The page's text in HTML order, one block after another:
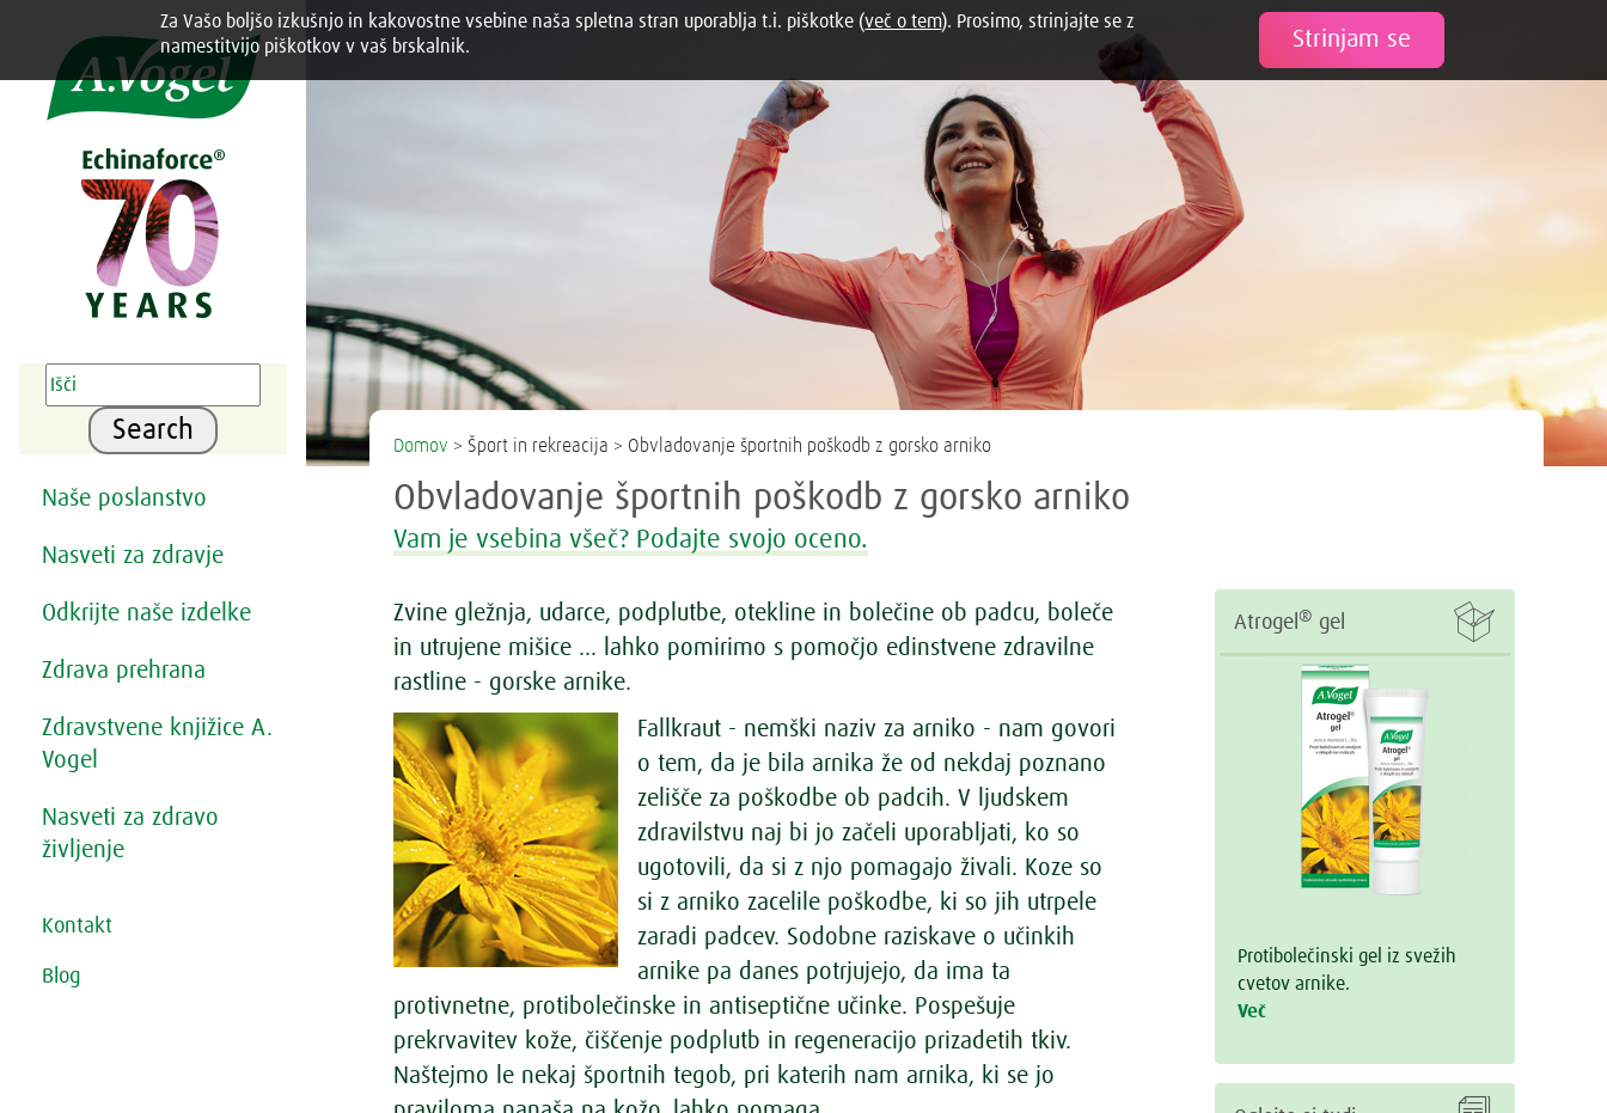

Search
Naše poslanstvo
Nasveti za zdravje
Odkrijte naše izdelke
Zdrava prehrana
Zdravstvene knjižice A.
Vogel
Nasveti za zdravo
življenje
Kontakt
Blog
Domov > Šport in rekreacija > Obvladovanje športnih poškodb z gorsko arniko
Obvladovanje športnih poškodb z gorsko arniko
Vam je vsebina všeč? Podajte svojo oceno.
Zvine gležnja, udarce, podplutbe, otekline in bolečine ob padcu, boleče
in utrujene mišice … lahko pomirimo s pomočjo edinstvene zdravilne
rastline - gorske arnike.
Fallkraut - nemški naziv za arniko - nam govori
o tem, da je bila arnika že od nekdaj poznano
zelišče za poškodbe ob padcih. V ljudskem
zdravilstvu naj bi jo začeli uporabljati, ko so
ugotovili, da si z njo pomagajo živali. Koze so
si z arniko zacelile poškodbe, ki so jih utrpele
zaradi padcev. Sodobne raziskave o učinkih
arnike pa danes potrjujejo, da ima ta
protivnetne, protibolečinske in antiseptične učinke. Pospešuje
prekrvavitev kože, čiščenje podplutb in regeneracijo prizadetih tkiv.
Naštejmo le nekaj športnih tegob, pri katerih nam arnika, ki se jo

Atrogel® gel
Protibolečinski gel iz svežih
cvetov arnike.
Več
Strinjam se
Za Vašo boljšo izkušnjo in kakovostne vsebine naša spletna stran uporablja t.i. piškotke (več o tem). Prosimo, strinjajte se z
namestitvijo piškotkov v vaš brskalnik.
Share this selection Tweet